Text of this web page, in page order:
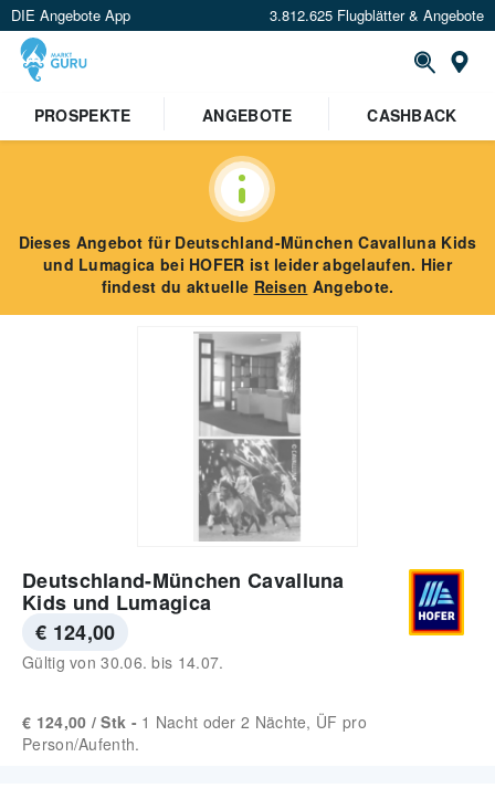
DIE Angebote App 3.812.625 Flugblätter & Angebote
PROSPEKTE
ANGEBOTE CASHBACK
Dieses Angebot für Deutschland-München Cavalluna Kids
und Lumagica bei HOFER ist leider abgelaufen. Hier
findest du aktuelle Reisen Angebote.
Deutschland-München Cavalluna
Kids und Lumagica
€ 124,00
Gültig von30.06. bis 14.07.
€ 124,00 / Stk - 1 Nacht oder 2 Nächte, ÜF pro
Person/Aufenth.